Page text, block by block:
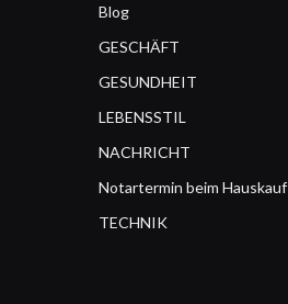
Blog
GESCHÄFT
GESUNDHEIT
LEBENSSTIL
NACHRICHT
Notartermin beim Hauskauf
TECHNIK